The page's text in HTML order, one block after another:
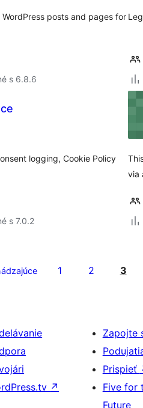
posts and pages for
s 6.8.6
logging, Cookie Policy
s 7.0.2
via
1 2 3
↗
Zapojte
Prispieť
Five for
Future